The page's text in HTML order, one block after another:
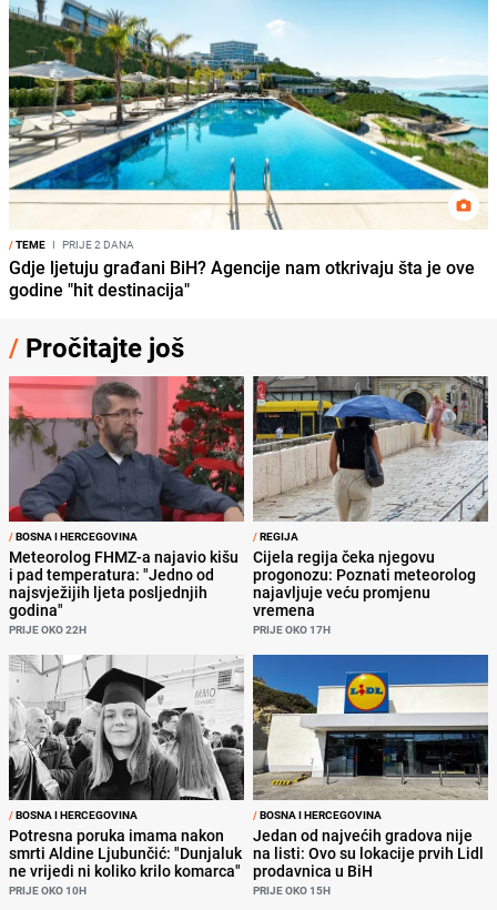
/TEME I PRIJE 2 DANA
Gdje ljetuju građani BiH? Agencije nam otkrivaju šta je ove
godine "hit destinacija"
/ Pročitajte još
/BOSNA I HERCEGOVINA
Meteorolog FHMZ-a najavio kišu
i pad temperatura: "Jedno od
najsvježijih ljeta posljednjih
godina"
PRIJE OKO 22H
/REGIJA
Cijela regija čeka njegovu
progonozu: Poznati meteorolog
najavljuje veću promjenu
vremena
PRIJE OKO 17H
/BOSNA I HERCEGOVINA
Potresna poruka imama nakon
smrti Aldine Ljubunčić: "Dunjaluk
ne vrijedi ni koliko krilo komarca"
PRIJE OKO 10H
/BOSNA I HERCEGOVINA
Jedan od najvećih gradova nije
na listi: Ovo su lokacije prvih Lidl
prodavnica u BiH
PRIJE OKO 15H